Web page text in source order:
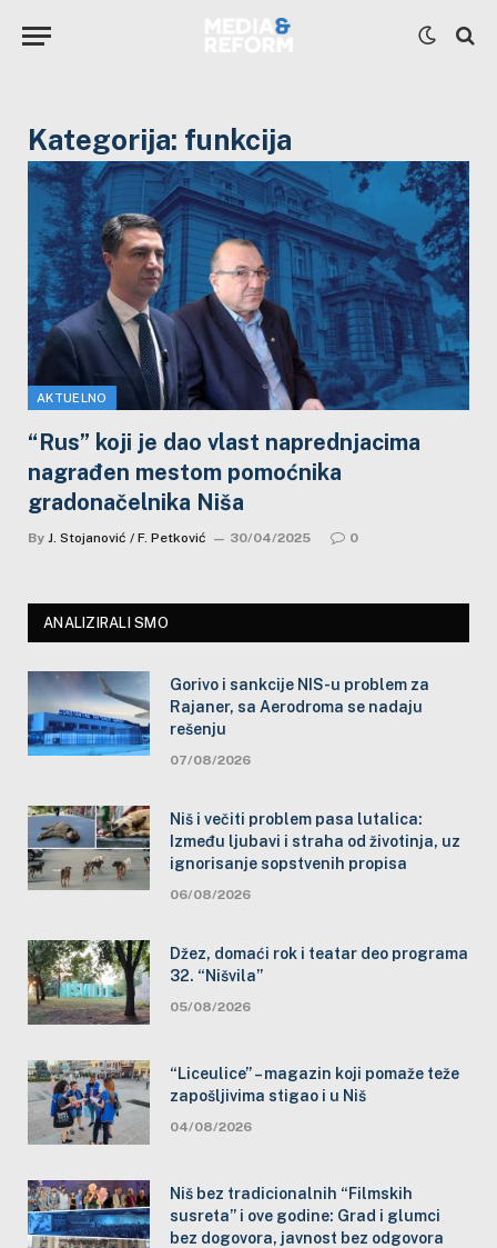
Kategorija: funkcija
AKTUELNO
“Rus” koji je dao vlast naprednjacima
nagrađen mestom pomoćnika
gradonačelnika Niša
By J. Stojanović / F. Petković 30/04/2025 0
ANALIZIRALI SMO
Gorivo i sankcije NIS-u problem za
Rajaner, sa Aerodroma se nadaju
rešenju
07/08/2026
Niš i večiti problem pasa lutalica:
Između ljubavi i straha od životinja, uz
ignorisanje sopstvenih propisa
06/08/2026
Džez, domaći rok i teatar deo programa
32. “Nišvila”
05/08/2026
“Liceulice” – magazin koji pomaže teže
zapošljivima stigao i u Niš
04/08/2026
Niš bez tradicionalnih “Filmskih
susreta” i ove godine: Grad i glumci
bez dogovora, javnost bez odgovora